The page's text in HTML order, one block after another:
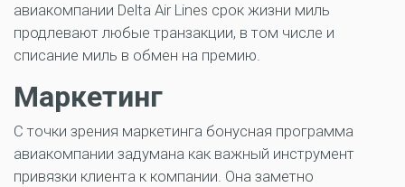
авиакомпании Delta Air Lines срок жизни миль
продлевают любые транзакции, в том числе и
списание миль в обмен на премию.
Маркетинг
С точки зрения маркетинга бонусная программа
авиакомпании задумана как важный инструмент
привязки клиента к компании. Она заметно